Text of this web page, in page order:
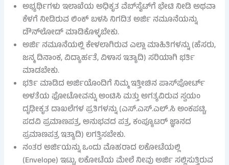
ಅಭ್ಯರ್ಥಿಗಳು ಇಲಾಖೆಯ ಅಧಿಕೃತ ವೆಬ್‌ಸೈಟ್‌ಗೆ ಭೇಟಿ ನೀಡಿ ಅಥವಾ
ಕೆಳಗೆ ನೀಡಿರುವ ಲಿಂಕ್ ಬಳಸಿ ನಿಗದಿತ ಅರ್ಜಿ ನಮೂನೆಯನ್ನು
ಡೌನ್‌ಲೋಡ್ ಮಾಡಿಕೊಳ್ಳಬೇಕು.
ಅರ್ಜಿ ನಮೂನೆಯಲ್ಲಿ ಕೇಳಲಾಗಿರುವ ಎಲ್ಲಾ ಮಾಹಿತಿಗಳನ್ನು (ಹೆಸರು,
ಜನ್ಮ ದಿನಾಂಕ, ವಿದ್ಯಾರ್ಹತೆ, ವಿಳಾಸ ಇತ್ಯಾದಿ) ಸರಿಯಾಗಿ ಭರ್ತಿ
ಮಾಡಬೇಕು.
ಭರ್ತಿ ಮಾಡಿದ ಅರ್ಜಿಯೊಂದಿಗೆ ನಿಮ್ಮ ಇತ್ತೀಚಿನ ಪಾಸ್‌ಪೋರ್ಟ್
ಅಳತೆಯ ಫೋಟೋವನ್ನು ಅಂಟಿಸಿ ಮತ್ತು ಅಗತ್ಯವಿರುವ ಸ್ವಯಂ
ದೃಢೀಕೃತ ದಾಖಲೆಗಳ ಪ್ರತಿಗಳನ್ನು (ಎಸ್.ಎಸ್.ಎಲ್.ಸಿ ಅಂಕಪಟ್ಟಿ,
ಪದವಿ ಪ್ರಮಾಣಪತ್ರ, ಅನುಭವದ ಪತ್ರ, ಕಂಪ್ಯೂಟರ್ ಜ್ಞಾನದ
ಪ್ರಮಾಣಪತ್ರ ಇತ್ಯಾದಿ) ಲಗತ್ತಿಸಬೇಕು.
ನಂತರ ಅರ್ಜಿಯನ್ನು ಒಂದು ಮೊಹರಾದ ಲಕೋಟೆಯಲ್ಲಿ
(Envelope) ಇಟ್ಟು, ಲಕೋಟೆಯ ಮೇಲೆ ನೀವು ಅರ್ಜಿ ಸಲ್ಲಿಸುತ್ತಿರುವ